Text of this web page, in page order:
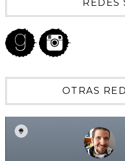
REDES
OTRAS